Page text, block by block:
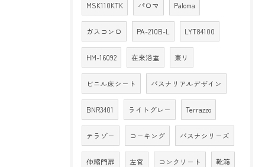
MSK110KTK パロマ Paloma
ガスコンロ PA-210B-L LYT84100
HM-16092 在来浴室 東リ
ビニル床シート バスナリアルデザイン
BNR3401 ライトグレー Terrazzo
テラゾー コーキング バスナシリーズ
伸縮門扉 左官 コンクリート 靴箱